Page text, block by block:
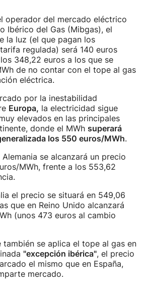
operador del mercado eléctrico
Ibérico del Gas (Mibgas), el
la luz (el que pagan los
regulada) será 140 euros
348,22 euros a los que se
de no contar con el tope al gas
eléctrica.
por la inestabilidad
Europa, la electricidad sigue
elevados en las principales
donde el MWh superará
los 550 euros/MWh.
se alcanzará un precio
MWh, frente a los 553,62
el precio se situará en 549,06
que en Reino Unido alcanzará
(unos 473 euros al cambio
también se aplica el tope al gas en
"excepción ibérica", el precio
el mismo que en España,
mercado.